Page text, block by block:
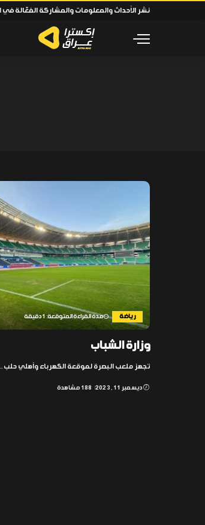
نشر الأحداث والمعلومات والمشاركة الفعّالة في
رياضة مدة القراءة المتوقعة: 1 دقيقة
وزارة الشباب
تجهز ملعب البصرة لموقعة الكهرباء وأهلي حلب
ديسمبر 11, 2023 188 مشاهدة